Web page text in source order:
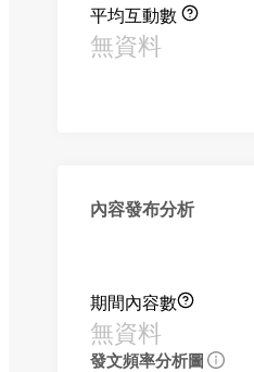
平均互動數
無資料
內容發布分析
期間內容數
無資料
發文頻率分析圖